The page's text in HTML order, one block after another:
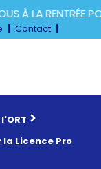
LA RENTRÉE
Contact
Licence Pro